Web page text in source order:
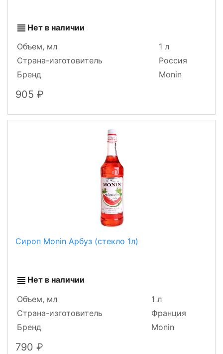
Нет в наличии
Объем, мл
1 л
Страна-изготовитель
Россия
Бренд
Monin
905
Сироп Monin Арбуз (стекло 1л)
Нет в наличии
Объем, мл
1 л
Страна-изготовитель
Франция
Бренд
Monin
790